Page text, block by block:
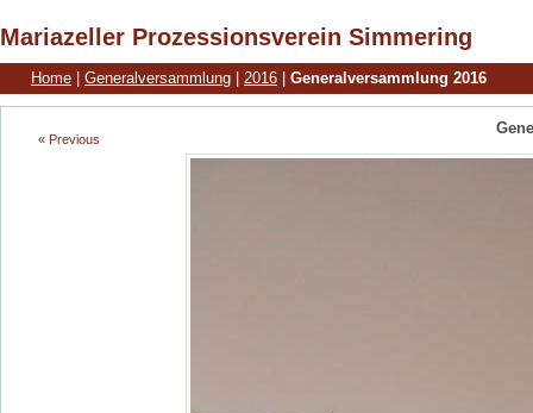
Mariazeller Prozessionsverein Simmering
Home Generalversammlung 2016 Generalversammlung 2016
« Previous